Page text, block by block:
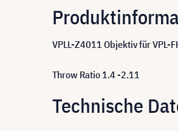
VPLL-Z4011 Objektiv für VPL-
Throw Ratio 1.4 -2.11
Technische